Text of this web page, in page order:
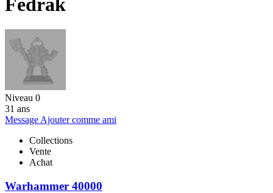
Fedrak
Niveau 0
31 ans
Message Ajouter comme ami
Collections
Vente
Achat
Warhammer 40000